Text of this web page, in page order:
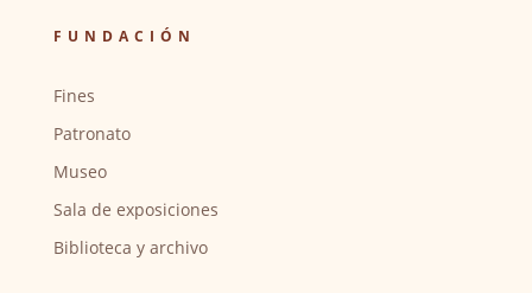
FUNDACIÓN
Fines
Patronato
Museo
Sala de exposiciones
Biblioteca y archivo